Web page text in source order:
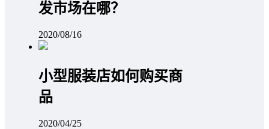
发市场在哪？
2020/08/16
小型服装店如何购买商
品
2020/04/25